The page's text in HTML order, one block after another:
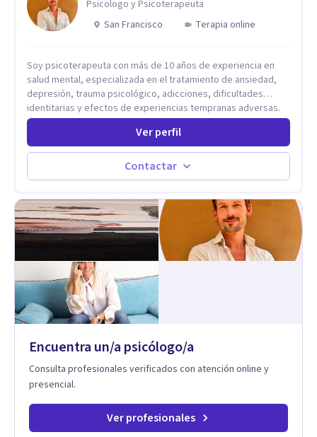
Psicologo y Psicoterapeuta
San Francisco
Terapia online
Soy psicoterapeuta con más de 10 años de experiencia en
salud mental, especializada en el tratamiento de ansiedad,
depresión, trauma psicológico, adicciones, dificultades
identitarias y efectos de experiencias tempranas adversas.
Ofrezco un espacio terapéutico seguro, confidencial y
profundamente humano, donde el dolor emocional puede
transformarse en autoconocimiento, regulación emocional y
psicoanálisis, terapia somática y de trauma, psicología
respiración neurodinámica, integrando actualmente la
Psicología Analítica Junguiana. Mi abordaje también incorpora
perspectivas interculturales, ecopsicología y el trabajo
simbólico con el inconsciente, entendiendo que cada
proceso terapéutico es único y requiere una mirada
personalizada.
Ver perfil
Contactar
Encuentra un/a psicólogo/a
Consulta profesionales verificados con atención online y
presencial.
Ver profesionales